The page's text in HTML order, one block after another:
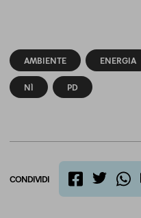
AMBIENTE ENERGIA
NÌ PD
CONDIVIDI